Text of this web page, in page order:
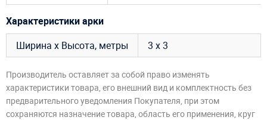
Характеристики арки
Ширина х Высота, метры
3 х 3
Производитель оставляет за собой право изменять
характеристики товара, его внешний вид и комплектность без
предварительного уведомления Покупателя, при этом
сохраняются назначение товара, область его применения, круг